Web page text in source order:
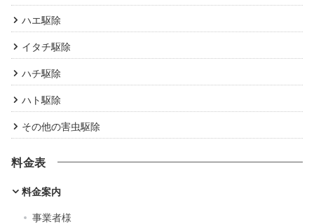
ハエ駆除
イタチ駆除
ハチ駆除
ハト駆除
その他の害虫駆除
料金表
料金案内
事業者様